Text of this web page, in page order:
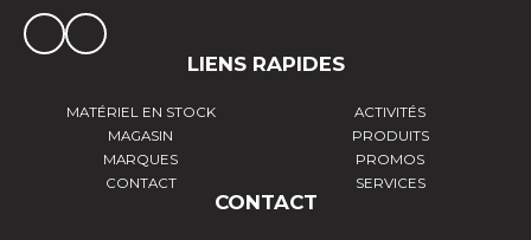
LIENS RAPIDES
MATÉRIEL EN STOCK
ACTIVITÉS
MAGASIN
PRODUITS
MARQUES
PROMOS
CONTACT
SERVICES
CONTACT